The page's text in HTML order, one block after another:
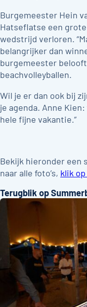
Burgemeester Hein
Hatseflatse een
wedstrijd verloren.
belangrijker dan
burgemeester
beachvolleyballen.
Wil je er dan ook bij
je agenda. Anne
hele fijne vakantie.”
Bekijk hieronder een
naar alle foto’s, klik
Terugblik op